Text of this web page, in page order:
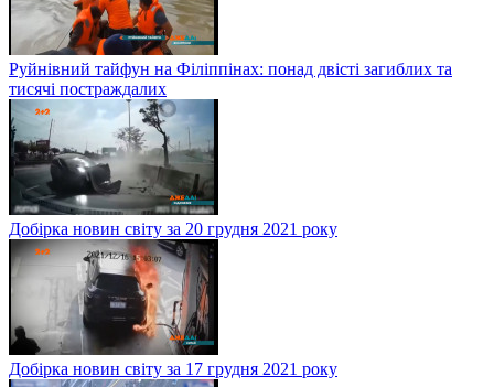
Руйнівний тайфун на Філіппінах: понад двісті загиблих та
тисячі постраждалих
Добірка новин світу за 20 грудня 2021 року
Добірка новин світу за 17 грудня 2021 року